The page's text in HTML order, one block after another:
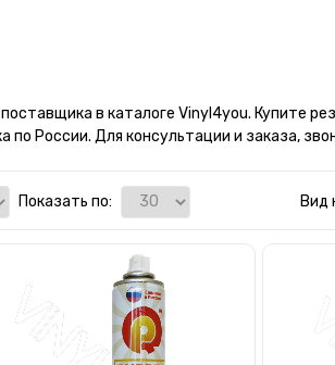
в каталоге Vinyl4you. Купите
по России. Для консультации и заказа,
Показать по: Вид